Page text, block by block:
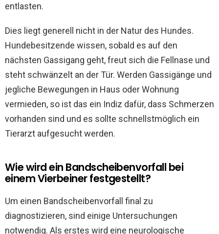
entlasten.
Dies liegt generell nicht in der Natur des Hundes.
Hundebesitzende wissen, sobald es auf den
nächsten Gassigang geht, freut sich die Fellnase und
steht schwänzelt an der Tür. Werden Gassigänge und
jegliche Bewegungen in Haus oder Wohnung
vermieden, so ist das ein Indiz dafür, dass Schmerzen
vorhanden sind und es sollte schnellstmöglich ein
Tierarzt aufgesucht werden.
Wie wird ein Bandscheibenvorfall bei
einem Vierbeiner festgestellt?
Um einen Bandscheibenvorfall final zu
diagnostizieren, sind einige Untersuchungen
notwendig. Als erstes wird eine neurologische